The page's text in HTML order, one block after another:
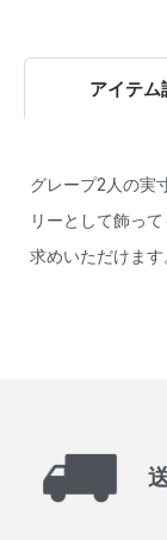
アイテム
グレープ2人の実
リーとして飾っ
求めいただけます